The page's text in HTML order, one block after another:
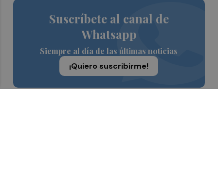
Suscríbete al canal de
Whatsapp
Siempre al día de las últimas noticias
¡Quiero suscribirme!